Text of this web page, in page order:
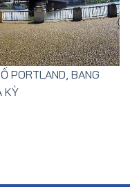
PORTLAND, BANG
KỲ